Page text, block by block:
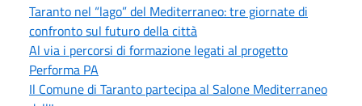
Taranto nel “lago” del Mediterraneo: tre giornate di
confronto sul futuro della città
Al via i percorsi di formazione legati al progetto
Performa PA
Il Comune di Taranto partecipa al Salone Mediterraneo